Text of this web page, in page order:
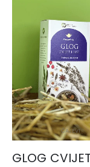
ČAJEVI